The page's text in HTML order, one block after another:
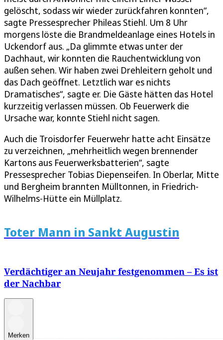
gelöscht, sodass wir wieder zurückfahren konnten“,
sagte Pressesprecher Phileas Stiehl. Um 8 Uhr
morgens löste die Brandmeldeanlage eines Hotels in
Uckendorf aus. „Da glimmte etwas unter der
Dachhaut, wir konnten die Rauchentwicklung von
außen sehen. Wir haben zwei Drehleitern geholt und
das Dach geöffnet. Letztlich war es nichts
Dramatisches“, sagte er. Die Gäste hätten das Hotel
kurzzeitig verlassen müssen. Ob Feuerwerk die
Ursache war, konnte Stiehl nicht sagen.
Auch die Troisdorfer Feuerwehr hatte acht Einsätze
zu verzeichnen, „mehrheitlich wegen brennender
Kartons aus Feuerwerksbatterien“, sagte
Pressesprecher Tobias Diepenseifen. In Oberlar, Mitte
und Bergheim brannten Mülltonnen, in Friedrich-
Wilhelms-Hütte ein Müllplatz.
Toter Mann in Sankt Augustin
Verdächtiger an Neujahr festgenommen – Es ist
der Nachbar
Merken